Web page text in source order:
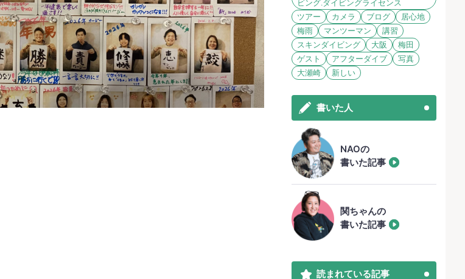
ビング.ダイビングライセンス
ツアー
カメラ ブログ
居心地
梅雨
マンツーマン
講習
スキンダイビング
大阪
梅田
ゲスト
アフターダイブ
写真
大瀬崎
新しい
書いた人
NAOの
書いた記事
関ちゃんの
書いた記事
読まれている記事